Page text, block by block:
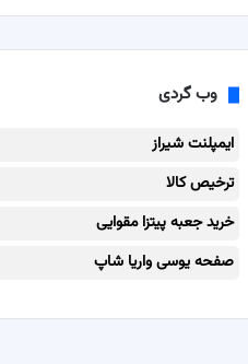
وب گردی
ایمپلنت شیراز
ترخیص کالا
خرید جعبه پیتزا مقوایی
صفحه یوسی واریا شاپ